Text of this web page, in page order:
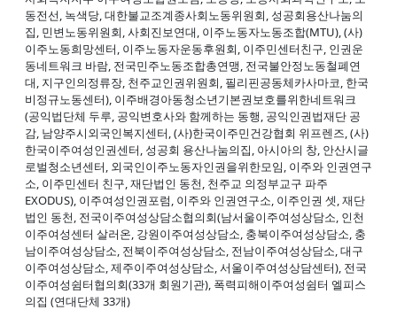
동전선, 녹색당, 대한불교조계종사회노동위원회, 성공회용산나눔의
집, 민변노동위원회, 사회진보연대, 이주노동자노동조합(MTU), (사)
이주노동희망센터, 이주노동자운동후원회, 이주민센터친구, 인권운
동네트워크 바람, 전국민주노동조합총연맹, 전국불안정노동철폐연
대, 지구인의정류장, 천주교인권위원회, 필리핀공동체카사마코, 한국
비정규노동센터), 이주배경아동청소년기본권보호를위한네트워크
(공익법단체 두루, 공익변호사와 함께하는 동행, 공익인권법재단 공
감, 남양주시외국인복지센터, (사)한국이주민건강협회 위프렌즈, (사)
한국이주여성인권센터, 성공회 용산나눔의집, 아시아의 창, 안산시글
로벌청소년센터, 외국인이주노동자인권을위한모임, 이주와 인권연구
소, 이주민센터 친구, 재단법인 동천, 천주교 의정부교구 파주
EXODUS), 이주여성인권포럼, 이주와 인권연구소, 이주인권 셋, 재단
법인 동천, 전국이주여성상담소협의회(남서울이주여성상담소, 인천
이주여성센터 살러온, 강원이주여성상담소, 충북이주여성상담소, 충
남이주여성상담소, 전북이주여성상담소, 전남이주여성상담소, 대구
이주여성상담소, 제주이주여성상담소, 서울이주여성상담센터), 전국
이주여성쉼터협의회(33개 회원기관), 폭력피해이주여성쉼터 엘피스
의집 (연대단체 33개)